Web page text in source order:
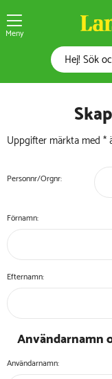
Meny
Uppgifter märkta med *
Personnr/Orgnr:
Förnamn:
Efternamn:
Användarnamn
Användarnamn: